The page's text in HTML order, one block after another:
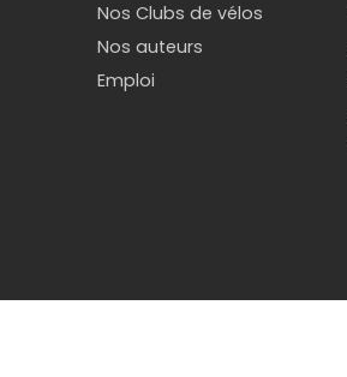
Nos Clubs de vélos
Nos auteurs
Emploi